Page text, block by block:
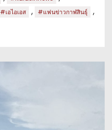
#เอไอเอส , #แฟนข่าวกาฬสินธุ์ ,